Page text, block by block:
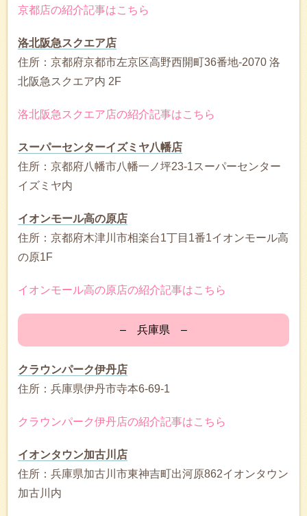
京都店の紹介記事はこちら
洛北阪急スクエア店
住所：京都府京都市左京区高野西開町36番地-2070 洛
北阪急スクエア内 2F
洛北阪急スクエア店の紹介記事はこちら
スーパーセンターイズミヤ八幡店
住所：京都府八幡市八幡一ノ坪23-1スーパーセンター
イズミヤ内
イオンモール高の原店
住所：京都府木津川市相楽台1丁目1番1イオンモール高
の原1F
イオンモール高の原店の紹介記事はこちら
– 兵庫県 –
クラウンパーク伊丹店
住所：兵庫県伊丹市寺本6-69-1
クラウンパーク伊丹店の紹介記事はこちら
イオンタウン加古川店
住所：兵庫県加古川市東神吉町出河原862イオンタウン
加古川内